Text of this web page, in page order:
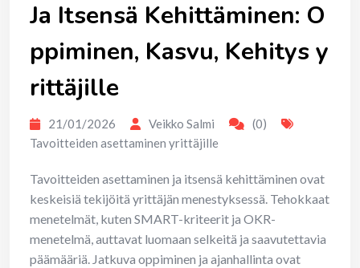
Ja Itsensä Kehittäminen: O
ppiminen, Kasvu, Kehitys y
rittäjille
21/01/2026 Veikko Salmi
(0)
Tavoitteiden asettaminen yrittäjille
Tavoitteiden asettaminen ja itsensä kehittäminen ovat
keskeisiä tekijöitä yrittäjän menestyksessä. Tehokkaat
menetelmät, kuten SMART-kriteerit ja OKR-
menetelmä, auttavat luomaan selkeitä ja saavutettavia
päämääriä. Jatkuva oppiminen ja ajanhallinta ovat